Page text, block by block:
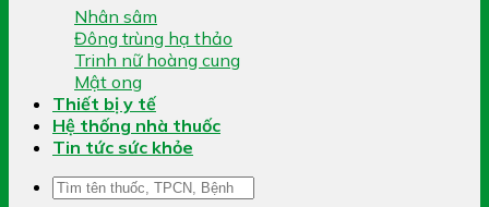
Nhân sâm
Đông trùng hạ thảo
Trinh nữ hoàng cung
Mật ong
Thiết bị y tế
Hệ thống nhà thuốc
Tin tức sức khỏe
Tìm